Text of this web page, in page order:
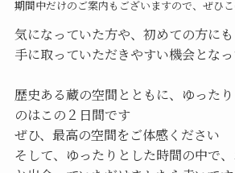
期間中だけのご案内もございますので、ぜひ
気になっていた方や、初めての方にも
手に取っていただきやすい機会とな
歴史ある蔵の空間とともに、ゆった
のはこの２日間です
ぜひ、最高の空間をご体感ください
そして、ゆったりとした時間の中で